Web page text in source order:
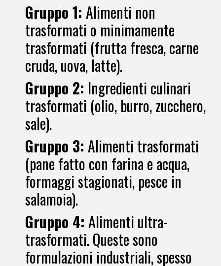
Gruppo 1: Alimenti non
trasformati o minimamente
trasformati (frutta fresca, carne
cruda, uova, latte).
Gruppo 2: Ingredienti culinari
trasformati (olio, burro, zucchero,
sale).
Gruppo 3: Alimenti trasformati
(pane fatto con farina e acqua,
formaggi stagionati, pesce in
salamoia).
Gruppo 4: Alimenti ultra-
trasformati. Queste sono
formulazioni industriali, spesso